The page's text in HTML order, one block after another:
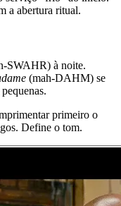
a abertura ritual.
SWAHR) à noite.
(mah-DAHM) se
primeiro o
Define o tom.